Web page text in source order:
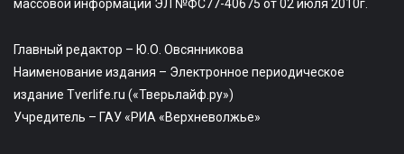
массовой информации ЭЛ №ФС77-40675 от 02 июля 2010г.
Главный редактор – Ю.О. Овсянникова
Наименование издания – Электронное периодическое
издание Tverlife.ru («Тверьлайф.ру»)
Учредитель – ГАУ «РИА «Верхневолжье»